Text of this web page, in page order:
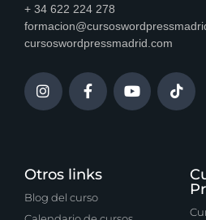
+ 34 622 224 278
cursoswordpressmadrid.com
Otros links
Blog del curso